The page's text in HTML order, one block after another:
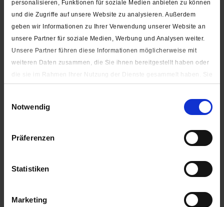
personalisieren, Funktionen für soziale Medien anbieten zu können
und die Zugriffe auf unsere Website zu analysieren. Außerdem
geben wir Informationen zu Ihrer Verwendung unserer Website an
unsere Partner für soziale Medien, Werbung und Analysen weiter.
Unsere Partner führen diese Informationen möglicherweise mit
weiteren Daten zusammen, die Sie ihnen bereitgestellt haben oder
die sie im Rahmen Ihrer Nutzung der Dienste gesammelt haben. Sie
oder nur notwendige (zur Nutzung der Webseite benötigten)
Impressum|
Notwendig
Präferenzen
Statistiken
Marketing
ab 4,90 € *